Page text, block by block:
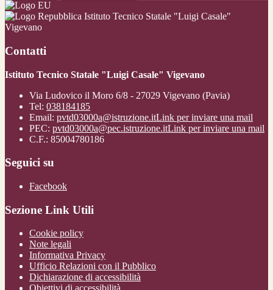
Istituto Tecnico Statale "Luigi Casale"
Vigevano
Contatti
Istituto Tecnico Statale "Luigi Casale" Vigevano
Via Ludovico il Moro 6/8 - 27029 Vigevano (Pavia)
Tel: 038184185
Email: pvtd03000a@istruzione.itLink per inviare una mail
PEC: pvtd03000a@pec.istruzione.itLink per inviare una mail
C.F.: 85004780186
Seguici su
Facebook
Sezione Link Utili
Cookie policy
Note legali
Informativa Privacy
Ufficio Relazioni con il Pubblico
Dichiarazione di accessibilità